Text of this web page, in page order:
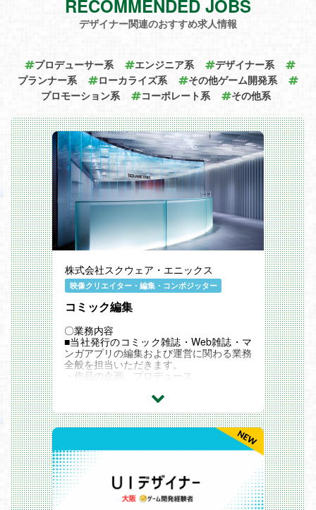
RECOMMENDED JOBS
デザイナー関連のおすすめ求人情報
プロデューサー系 エンジニア系
デザイナー系
プランナー系
ローカライズ系
その他ゲーム開発系
プロモーション系
コーポレート系 その他系
株式会社スクウェア・エニックス
映像クリエイター・編集・コンポジッター
コミック編集
〇業務内容
■当社発行のコミック雑誌・Web雑誌・マ
ンガアプリの編集および運営に関わる業務
全般を担当いただきます。
・作品の企画、プロデュース
・担当作家との作品作り(プロット、ネー
ム、キャラクター設定などの検討)
・担当作品のコミックス化
■ご経験、適性を勘案し、以下いずれかの
編集チームに決定いたします。
・少年ガンガン
・ビッグガンガン
・ヤングガンガン
・ガンガンJOKER